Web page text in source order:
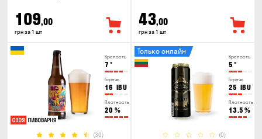
109,00
грн за 1 шт
43,00
грн за 1 шт
Крепость
7 °
Горечь
16 IBU
Плотность
20 %
(30)
Крепость
5 °
Горечь
25 IBU
Плотность
13.5 %
(0)
Только онлайн